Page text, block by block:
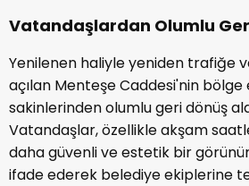
Vatandaşlardan Olumlu
Yenilenen haliyle yeniden trafiğe
açılan Menteşe Caddesi'nin bölge
sakinlerinden olumlu geri dönüş
Vatandaşlar, özellikle akşam
daha güvenli ve estetik bir
ifade ederek belediye ekiplerine